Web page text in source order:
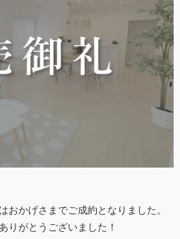
おかげさまでご成約となりました。
りがとうございました！